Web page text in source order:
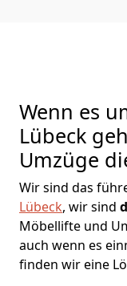
Wenn es
Lübeck
Umzüge
Wir sind das
Lübeck, wir sind
Möbellifte und
auch wenn es
finden wir eine